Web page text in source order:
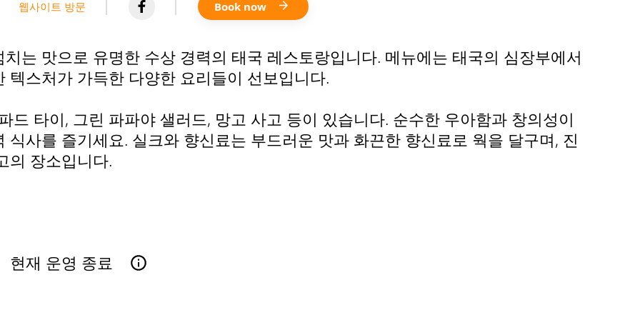
웹사이트 방문 Book now
는 맛으로 유명한 수상 경력의 태국 레스토랑입니다. 메뉴에는 태국의 심장부에서
스처가 가득한 다양한 요리들이 선보입니다.
드 타이, 그린 파파야 샐러드, 망고 사고 등이 있습니다. 순수한 우아함과 창의성이
사를 즐기세요. 실크와 향신료는 부드러운 맛과 화끈한 향신료로 웍을 달구며, 진
의 장소입니다.
현재 운영 종료